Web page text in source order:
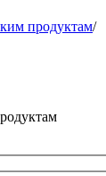
продуктам/